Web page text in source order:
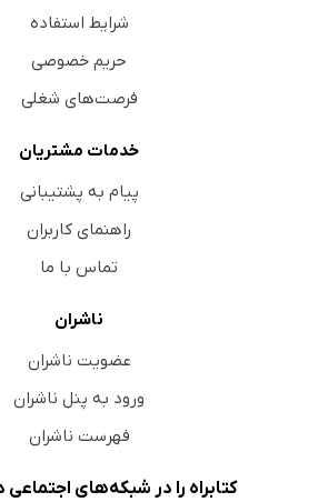
شرایط استفاده
حریم خصوصی
فرصت‌های شغلی
خدمات مشتریان
پیام به پشتیبانی
راهنمای کاربران
تماس با ما
ناشران
عضویت ناشران
ورود به پنل ناشران
فهرست ناشران
کتابراه را در شبکه‌های اجتماعی